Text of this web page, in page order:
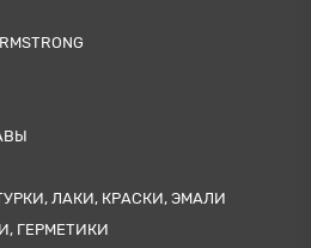
ЛАКИ, КРАСКИ, ЭМАЛИ
ГЕРМЕТИКИ